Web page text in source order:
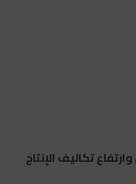
تكاليف الإنتاج